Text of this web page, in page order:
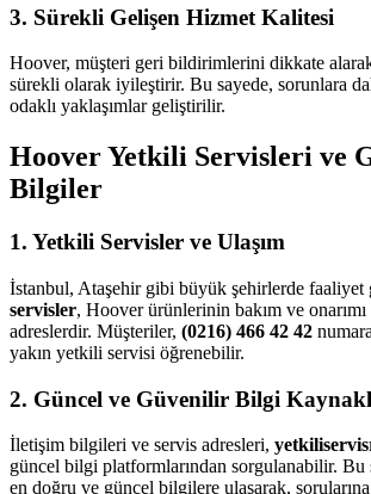
3. Sürekli Gelişen Hizmet Kalitesi
Hoover, müşteri geri bildirimlerini dikkate
sürekli olarak iyileştirir. Bu sayede, sorunlara
odaklı yaklaşımlar geliştirilir.
Hoover Yetkili Servisleri ve
Bilgiler
1. Yetkili Servisler ve Ulaşım
İstanbul, Ataşehir gibi büyük şehirlerde faaliyet
servisler, Hoover ürünlerinin bakım ve
adreslerdir. Müşteriler, (0216) 466 42 42
yakın yetkili servisi öğrenebilir.
2. Güncel ve Güvenilir Bilgi
İletişim bilgileri ve servis adresleri,
güncel bilgi platformlarından sorgulanabilir. Bu
en doğru ve güncel bilgilere ulaşarak, sorularına